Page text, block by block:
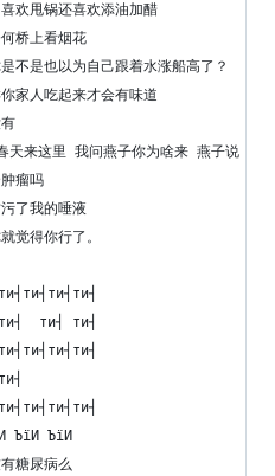
欢甩锅还喜欢添油加醋
桥上看烟花
不是也以为自己跟着水涨船高了？
家人吃起来才会有味道
天来这里 我问燕子你为啥来 燕子说 先
瘤吗
了我的唾液
觉得你行了。
ти┤ ти┤
­ЪїИ ­ЪїИ
糖尿病么